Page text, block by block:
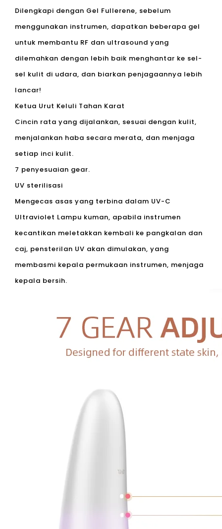
Dilengkapi dengan Gel Fullerene, sebelum
menggunakan instrumen, dapatkan beberapa gel
untuk membantu RF dan ultrasound yang
dilemahkan dengan lebih baik menghantar ke sel-
sel kulit di udara, dan biarkan penjagaannya lebih
lancar!
Ketua Urut Keluli Tahan Karat
Cincin rata yang dijalankan, sesuai dengan kulit,
menjalankan haba secara merata, dan menjaga
setiap inci kulit.
7 penyesuaian gear.
UV sterilisasi
Mengecas asas yang terbina dalam UV-C
Ultraviolet Lampu kuman, apabila instrumen
kecantikan meletakkan kembali ke pangkalan dan
caj, pensterilan UV akan dimulakan, yang
membasmi kepala permukaan instrumen, menjaga
kepala bersih.